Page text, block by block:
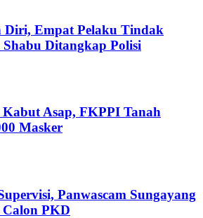
Diri, Empat Pelaku Tindak
Ditangkap Polisi
Asap, FKPPI Tanah
Masker
Panwascam Sungayang
Calon PKD